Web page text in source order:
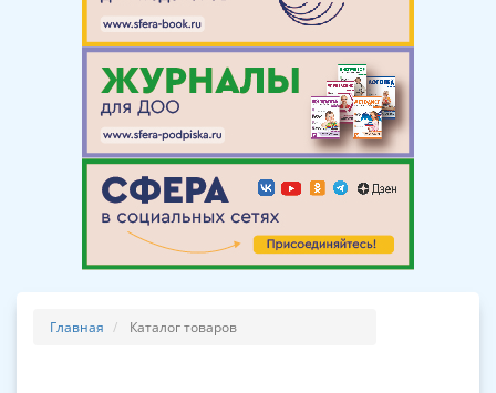
Главная Каталог товаров